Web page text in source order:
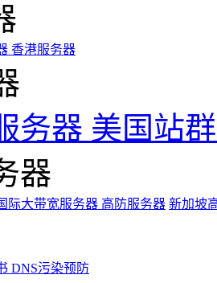
香港服务器
务器 美国站
器
际大带宽服务器 高防服务器 新加坡
DNS污染预防